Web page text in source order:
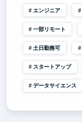
エンジニア
一部リモート
土日勤務可
スタートアップ
データサイエンス